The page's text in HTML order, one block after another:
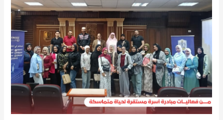
متماسكة”
بجامعة
بورسعيد
لتعزيز
التماسك